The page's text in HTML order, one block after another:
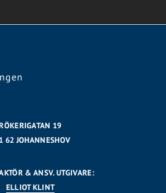
19
62 JOHANNESHOV
& ANSV. UTGIVARE:
ELLIOT KLINT